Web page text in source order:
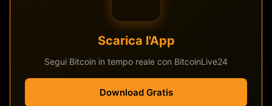
Scarica l'App
Segui Bitcoin in tempo reale con BitcoinLive24
Download Gratis